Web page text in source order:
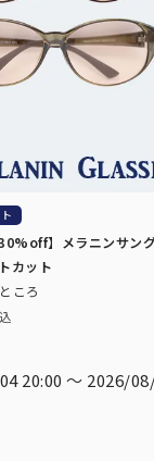
30%off】メラニンサン
カット
ころ
20:00〜 2026/